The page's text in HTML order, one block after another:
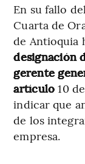
En su fallo
Cuarta de
de Antioquia
designación
gerente
artículo 10
indicar que
de los
empresa.